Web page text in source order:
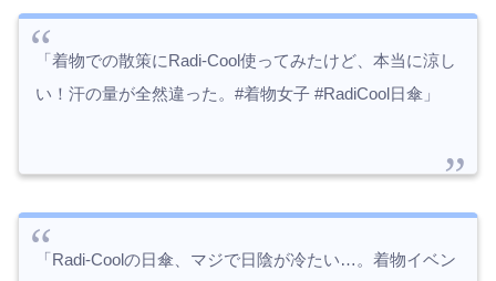
「着物での散策にRadi-Cool使ってみたけど、本当に涼し
い！汗の量が全然違った。#着物女子 #RadiCool日傘」
「Radi-Coolの日傘、マジで日陰が冷たい…。着物イベン